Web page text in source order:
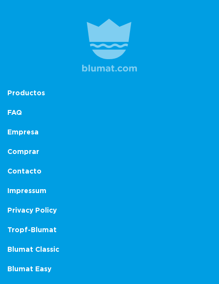
Productos
FAQ
Empresa
Comprar
Contacto
Impressum
Privacy Policy
Tropf-Blumat
Blumat Classic
Blumat Easy